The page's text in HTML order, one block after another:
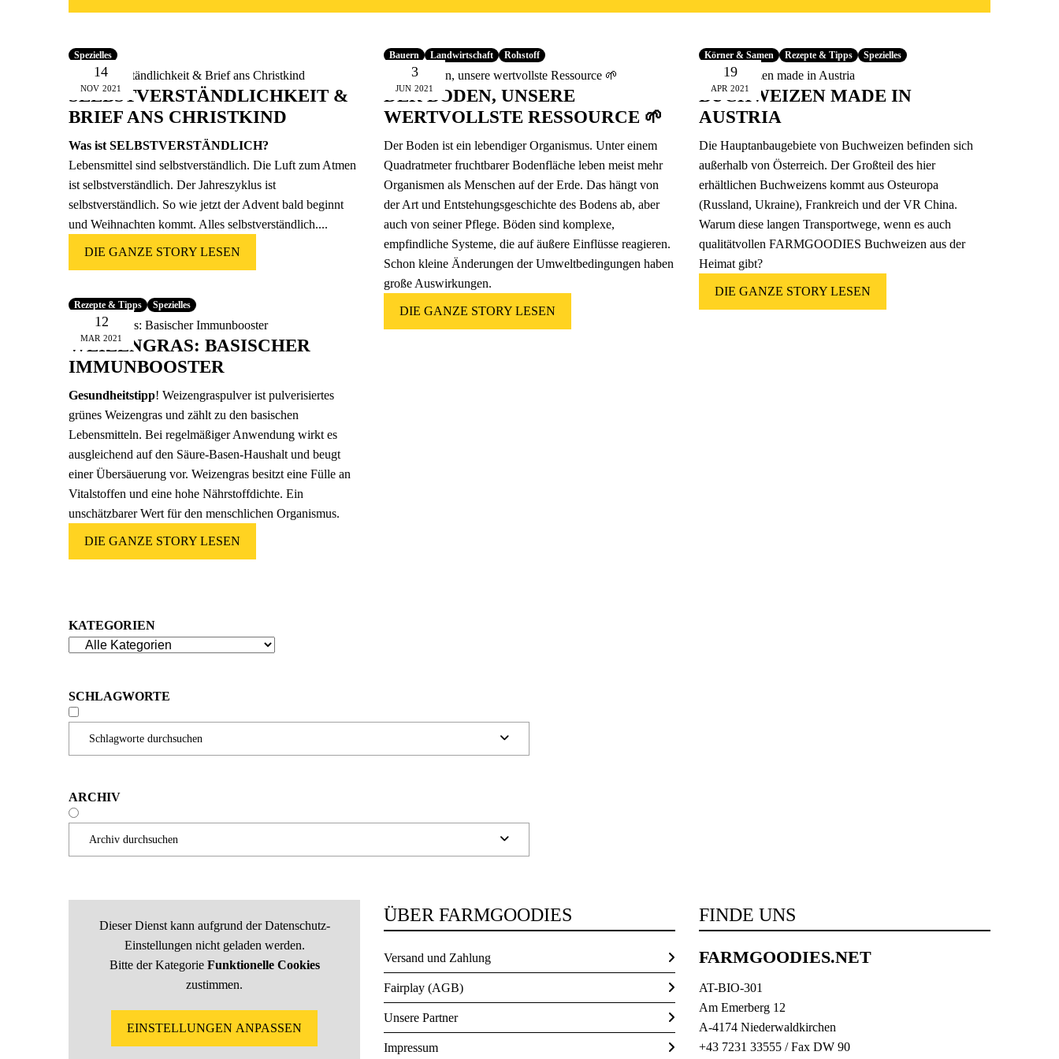
14
NOV 2021
Spezielles
SELBSTVERSTÄNDLICHKEIT &
BRIEF ANS CHRISTKIND
Was ist SELBSTVERSTÄNDLICH?
Lebensmittel sind selbstverständlich. Die Luft zum Atmen
ist selbstverständlich. Der Jahreszyklus ist
selbstverständlich. So wie jetzt der Advent bald beginnt
und Weihnachten kommt. Alles selbstverständlich....
DIE GANZE STORY LESEN
3
JUN 2021
Bauern Landwirtschaft Rohstoff
DER BODEN, UNSERE
WERTVOLLSTE RESSOURCE 🌱
Der Boden ist ein lebendiger Organismus. Unter einem
Quadratmeter fruchtbarer Bodenfläche leben meist mehr
Organismen als Menschen auf der Erde. Das hängt von
der Art und Entstehungsgeschichte des Bodens ab, aber
auch von seiner Pflege. Böden sind komplexe,
empfindliche Systeme, die auf äußere Einflüsse reagieren.
Schon kleine Änderungen der Umweltbedingungen haben
große Auswirkungen.
DIE GANZE STORY LESEN
19
APR 2021
Körner & Samen Rezepte & Tipps Spezielles
BUCHWEIZEN MADE IN
AUSTRIA
Die Hauptanbaugebiete von Buchweizen befinden sich
außerhalb von Österreich. Der Großteil des hier
erhältlichen Buchweizens kommt aus Osteuropa
(Russland, Ukraine), Frankreich und der VR China.
Warum diese langen Transportwege, wenn es auch
qualitätvollen FARMGOODIES Buchweizen aus der
Heimat gibt?
DIE GANZE STORY LESEN
12
MAR 2021
Rezepte & Tipps Spezielles
WEIZENGRAS: BASISCHER
IMMUNBOOSTER
Gesundheitstipp! Weizengraspulver ist pulverisiertes
grünes Weizengras und zählt zu den basischen
Lebensmitteln. Bei regelmäßiger Anwendung wirkt es
ausgleichend auf den Säure-Basen-Haushalt und beugt
einer Übersäuerung vor. Weizengras besitzt eine Fülle an
Vitalstoffen und eine hohe Nährstoffdichte. Ein
unschätzbarer Wert für den menschlichen Organismus.
DIE GANZE STORY LESEN
KATEGORIEN
SCHLAGWORTE
Schlagworte durchsuchen 
ARCHIV
Archiv durchsuchen 
Dieser Dienst kann aufgrund der Datenschutz-
Einstellungen nicht geladen werden.
Bitte der Kategorie Funktionelle Cookies
zustimmen.
EINSTELLUNGEN ANPASSEN
ÜBER FARMGOODIES
Versand und Zahlung
Fairplay (AGB)
Unsere Partner
Impressum
FINDE UNS
FARMGOODIES.NET
AT-BIO-301
Am Emerberg 12
A-4174 Niederwaldkirchen
+43 7231 33555 / Fax DW 90